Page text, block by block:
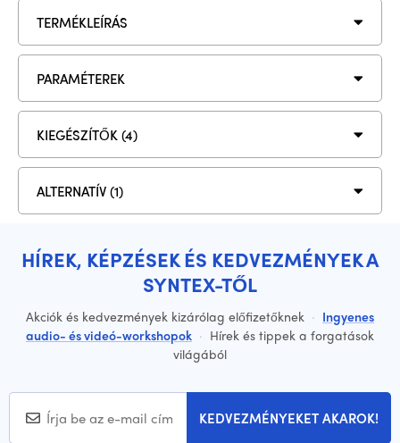
TERMÉKLEÍRÁS
PARAMÉTEREK
KIEGÉSZÍTŐK (4)
ALTERNATÍV (1)
HÍREK, KÉPZÉSEK ÉS KEDVEZMÉNYEK A
SYNTEX-TŐL
Akciók és kedvezmények kizárólag előfizetőknek · Ingyenes
audio- és videó-workshopok · Hírek és tippek a forgatások
világából
KEDVEZMÉNYEKET AKAROK!